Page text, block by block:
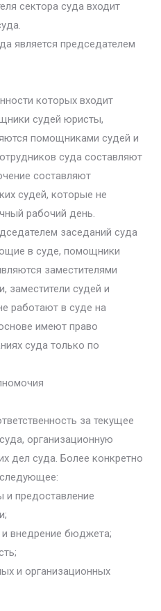
сектора суда входит
является председателем
которых входит
судей юристы,
помощниками судей и
суда составляют
составляют
судей, которые не
рабочий день.
заседаний суда
в суде, помощники
заместителями
заместители судей и
работают в суде на
имеют право
суда только по
за текущее
организационную
дел суда. Более конкретно
предоставление
внедрение бюджета;
и организационных